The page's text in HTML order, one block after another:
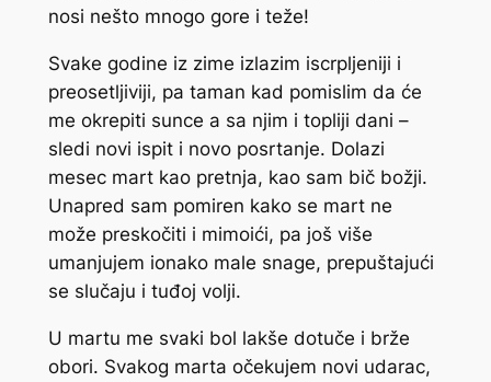
nosi nešto mnogo gore i teže!
Svake godine iz zime izlazim iscrpljeniji i
preosetljiviji, pa taman kad pomislim da će
me okrepiti sunce a sa njim i topliji dani –
sledi novi ispit i novo posrtanje. Dolazi
mesec mart kao pretnja, kao sam bič božji.
Unapred sam pomiren kako se mart ne
može preskočiti i mimoići, pa još više
umanjujem ionako male snage, prepuštajući
se slučaju i tuđoj volji.
U martu me svaki bol lakše dotuče i brže
obori. Svakog marta očekujem novi udarac,